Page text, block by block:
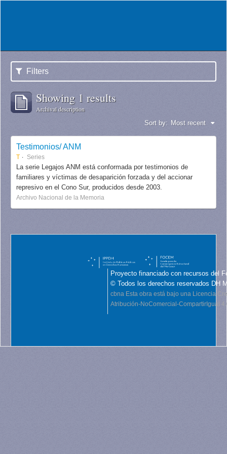
Filters
Showing 1 results
Archival description
Sort by: Most recent
Testimonios/ ANM
T Series
La serie Legajos ANM está conformada por testimonios de
familiares y víctimas de desaparición forzada y del accionar
represivo en el Cono Sur, producidos desde 2003.
Archivo Nacional de la Memoria
Proyecto financiado con recursos del
© Todos los derechos reservados DH
cbna Esta obra está bajo una Licencia
Atribución-NoComercial-CompartirIgual